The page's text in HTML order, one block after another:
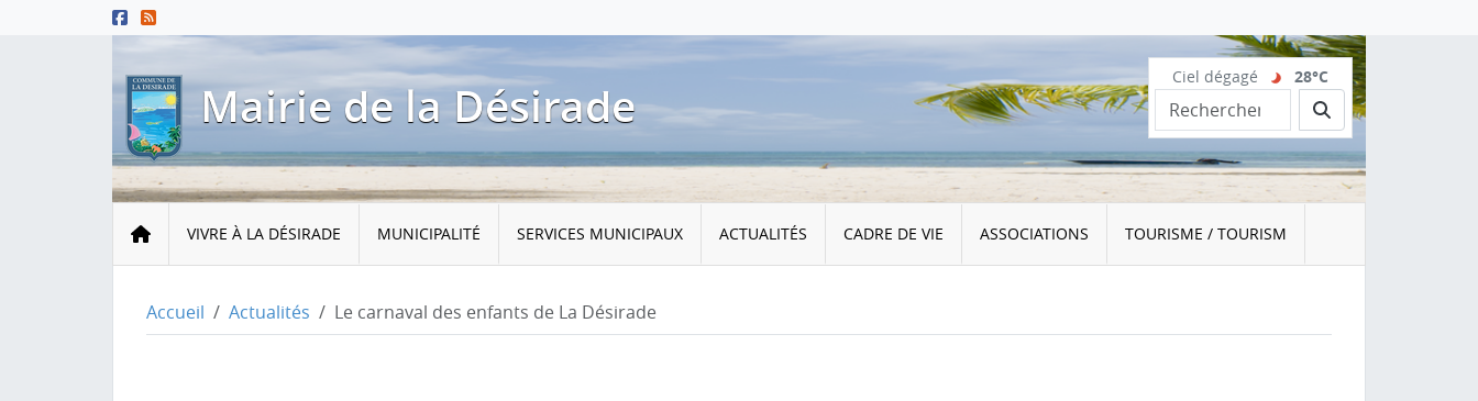
Menu principal
Contenu principal
Mairie de la Désirade
Ciel dégagé 28°C
Rechercher
AccueilVIVRE À LA DÉSIRADE MUNICIPALITÉ SERVICES MUNICIPAUX ACTUALITÉS CADRE DE VIE ASSOCIATIONS TOURISME / TOURISM
Accueil Actualités Le carnaval des enfants de La Désirade